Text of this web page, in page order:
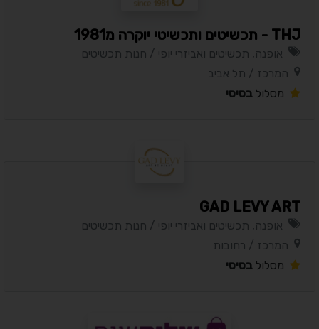
THJ - תכשיטים ותכשיטי יוקרה מ1981
אופנה, תכשיטים ואביזרי יופי / חנות תכשיטים
המרכז / תל אביב
מסלול בסיסי
GAD LEVY ART
אופנה, תכשיטים ואביזרי יופי / חנות תכשיטים
המרכז / רחובות
מסלול בסיסי